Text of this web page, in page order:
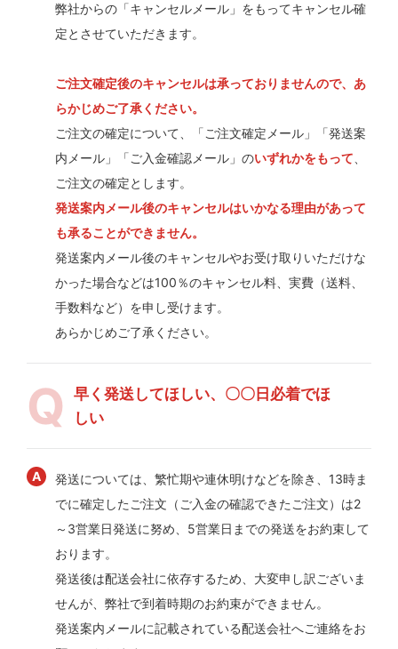
弊社からの「キャンセルメール」をもってキャンセル確
定とさせていただきます。
ご注文確定後のキャンセルは承っておりませんので、あ
らかじめご了承ください。
ご注文の確定について、「ご注文確定メール」「発送案
内メール」「ご入金確認メール」のいずれかをもって
ご注文の確定とします。
発送案内メール後のキャンセルはいかなる理由があって
も承ることができません。
発送案内メール後のキャンセルやお受け取りいただけな
かった場合などは100％のキャンセル料、実費（送料、
手数料など）を申し受けます。
あらかじめご了承ください。
早く発送してほしい、〇〇日必着でほ
しい
発送については、繁忙期や連休明けなどを除き、13時ま
でに確定したご注文（ご入金の確認できたご注文）は2
～3営業日発送に努め、5営業日までの発送をお約束して
おります。
発送後は配送会社に依存するため、大変申し訳ございま
せんが、弊社で到着時期のお約束ができません。
発送案内メールに記載されている配送会社へご連絡をお